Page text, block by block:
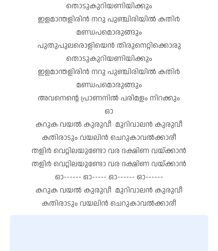
തൊടുകുറിയണിയിക്കും
ഇളമാന്തളിരിൻ നറു പുഞ്ചിരിയിൽ കതിർ
മണ്ഡപമൊരുങ്ങും
പുതുപുലരൊളിയെൻ തിരുനെറ്റിക്കൊരു
തൊടുകുറിയണിയിക്കും
ഇളമാന്തളിരിൻ നറു പുഞ്ചിരിയിൽ കതിർ
മണ്ഡപമൊരുങ്ങും
അവനെന്റെ പ്രാണനിൽ പരിമളം നിറക്കും
ഓ
കറുക വയൽ കുരുവീ മുറിവാലൻ കുരുവീ
കതിരാടും വയലിൻ ചെറുകാവൽക്കാരീ
തളിർ വെറ്റിലയുണ്ടോ വര ദക്ഷിണ വയ്ക്കാൻ
തളിർ വെറ്റിലയുണ്ടോ വര ദക്ഷിണ വയ്ക്കാൻ
ഓ------ ഓ----- ഓ------ ഓ------
കറുക വയൽ കുരുവീ മുറിവാലൻ കുരുവീ
കതിരാടും വയലിൻ ചെറുകാവൽക്കാരീ